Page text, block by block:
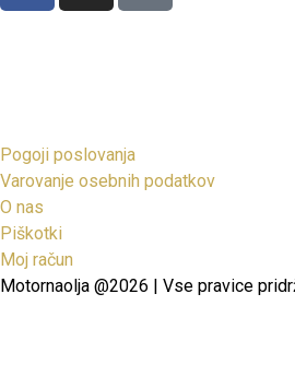
Pogoji poslovanja
Varovanje osebnih podatkov
O nas
Piškotki
Moj račun
Motornaolja @2026 | Vse pravice